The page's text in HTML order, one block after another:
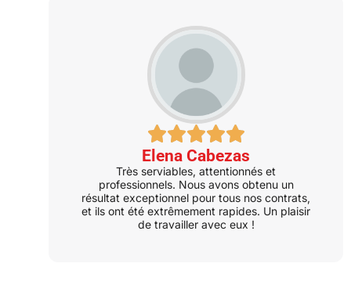
Elena Cabezas
Très serviables, attentionnés et
professionnels. Nous avons obtenu un
résultat exceptionnel pour tous nos contrats,
et ils ont été extrêmement rapides. Un plaisir
de travailler avec eux !